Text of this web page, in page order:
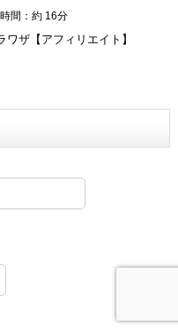
間：約 16分
ザ【アフィリエイト】